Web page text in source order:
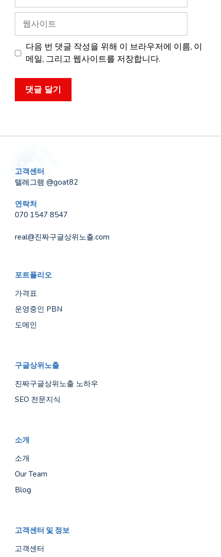
일
트
다음 번 댓글 작성을 위해 이 브라우저에 이름, 이
메일, 그리고 웹사이트를 저장합니다.
고객센터
텔레그램 @goat82
연락처
070 1547 8547
real@진짜구글상위노출.com
포트폴리오
가격표
운영중인 PBN
도메인
구글상위노출
진짜구글상위노출 노하우
SEO 전문지식
소개
소개
Our Team
Blog
고객센터 및 정보
고객센터